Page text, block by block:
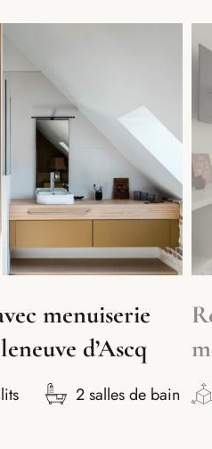
appartement
Nice
2 salles de bain